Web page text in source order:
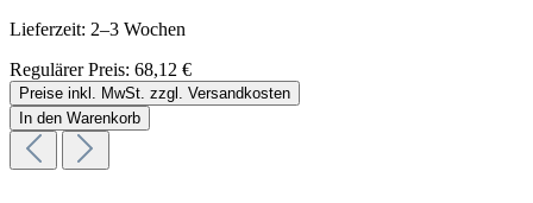
Lieferzeit: 2–3 Wochen
Regulärer Preis: 68,12 €
Preise inkl. MwSt. zzgl. Versandkosten
In den Warenkorb